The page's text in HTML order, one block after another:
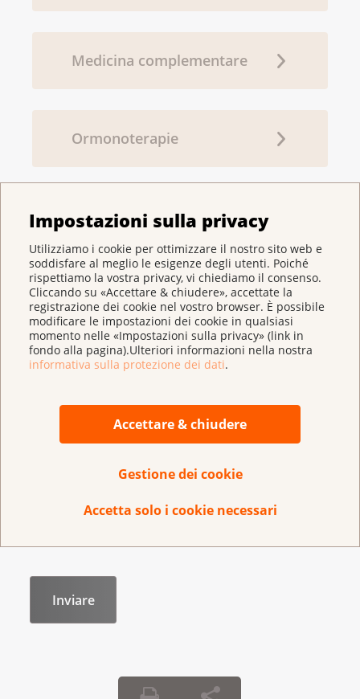
Impostazioni sulla privacy
Utilizziamo i cookie per ottimizzare il nostro sito web e
soddisfare al meglio le esigenze degli utenti. Poiché
rispettiamo la vostra privacy, vi chiediamo il consenso.
Cliccando su «Accettare & chiudere», accettate la
registrazione dei cookie nel vostro browser. È possibile
modificare le impostazioni dei cookie in qualsiasi
momento nelle «Impostazioni sulla privacy» (link in
fondo alla pagina).Ulteriori informazioni nella nostra
informativa sulla protezione dei dati.
Accettare & chiudere
Gestione dei cookie
Accetta solo i cookie necessari
Medicina complementare
Ormonoterapie
Terapie mirate (targeted
therapies)
Immunoterapie e terapie
mirate
Ha dei suggerimenti per migliorare la pagina?